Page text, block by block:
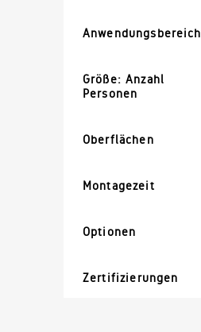
Anwendungsbereich
Größe: Anzahl
Personen
Oberflächen
Montagezeit
Optionen
Zertifizierungen